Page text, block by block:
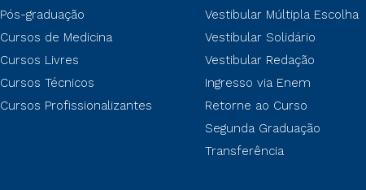
Pós-graduação
Cursos de Medicina
Cursos Livres
Cursos Técnicos
Cursos Profissionalizantes
Vestibular Múltipla Escolha
Vestibular Solidário
Vestibular Redação
Ingresso via Enem
Retorne ao Curso
Segunda Graduação
Transferência